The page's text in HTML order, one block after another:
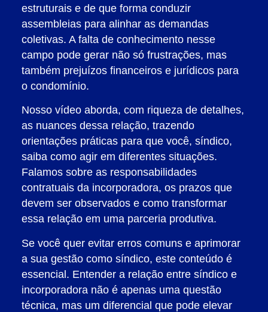
estruturais e de que forma conduzir
assembleias para alinhar as demandas
coletivas. A falta de conhecimento nesse
campo pode gerar não só frustrações, mas
também prejuízos financeiros e jurídicos para
o condomínio.
Nosso vídeo aborda, com riqueza de detalhes,
as nuances dessa relação, trazendo
orientações práticas para que você, síndico,
saiba como agir em diferentes situações.
Falamos sobre as responsabilidades
contratuais da incorporadora, os prazos que
devem ser observados e como transformar
essa relação em uma parceria produtiva.
Se você quer evitar erros comuns e aprimorar
a sua gestão como síndico, este conteúdo é
essencial. Entender a relação entre síndico e
incorporadora não é apenas uma questão
técnica, mas um diferencial que pode elevar